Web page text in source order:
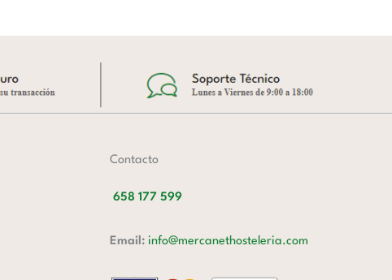
Contacto
658 177 599
Email: info@mercanethosteleria.com